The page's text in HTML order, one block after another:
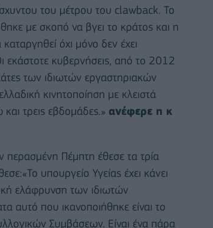
του μέτρου του clawback. To
με σκοπό να βγει το κράτος και η
όχι μόνο δεν έχει
εκάστοτε κυβερνήσεις, από το 2012
των ιδιωτών εργαστηριακών
κινητοποίηση με κλειστά
τρεις εβδομάδες.» ανέφερε η κ
περασμένη Πέμπτη έθεσε τα τρία
υπουργείο Υγείας έχει κάνει
ελάφρυνση των ιδιωτών
αυτό που ικανοποιήθηκε είναι το
Συμβάσεων. Είναι ένα πάρα